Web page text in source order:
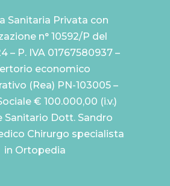
Sanitaria Privata con
n° 10592/P del
– P. IVA 01767580937 –
economico
(Rea) PN-103005 –
€ 100.000,00 (i.v.)
Sanitario Dott. Sandro
Chirurgo specialista
in Ortopedia